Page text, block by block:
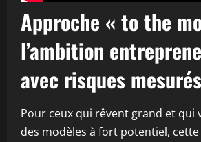
Approche « to the
l’ambition
avec risques mesurés
Pour ceux qui rêvent grand et qui
des modèles à fort potentiel,